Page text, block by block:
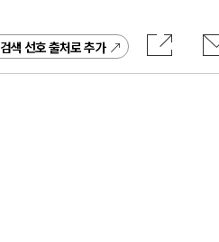
색 선호 출처로 추가
고 잡지 일간